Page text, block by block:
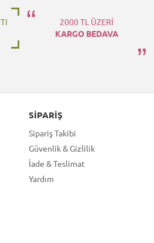
2000 TL ÜZERİ
KARGO BEDAVA
SIPARIŞ
Sipariş Takibi
Güvenlik & Gizlilik
İade & Teslimat
Yardım